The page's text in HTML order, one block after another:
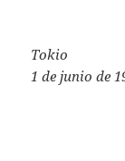
Tokio
1 de junio de